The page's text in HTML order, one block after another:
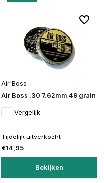
Air Boss
Air Boss .30 7.62mm 49 grain
Vergelijk
Tijdelijk uitverkocht
€14,95
Bekijken